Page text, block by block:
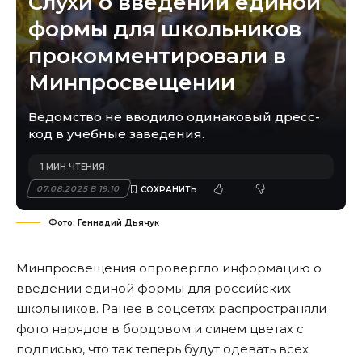
формы для школьников
прокомментировали в
Минпросвещении
Ведомство не вводило одинаковый дресс-
код в учебные заведения.
07.08.2025 В 19:10
1 МИН ЧТЕНИЯ
Фото: Геннадий Дьячук
Минпросвещения опровергло информацию о
введении единой формы для российских
школьников. Ранее в соцсетях распространяли
фото нарядов в бордовом и синем цветах с
подписью, что так теперь будут одевать всех